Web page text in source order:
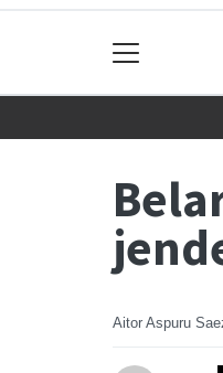
Aitor Aspuru